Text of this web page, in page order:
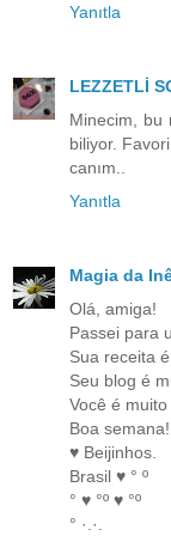
Yanıtla
LEZZETLİ
Minecim, bu
biliyor.
canım..
Yanıtla
Magia da
Olá, amiga!
Passei para
Sua receita
Seu blog é
Você é
Boa semana!
♥ Beijinhos.
Brasil ♥ ° º
° ♥ °º ♥ °º
° ·.·.